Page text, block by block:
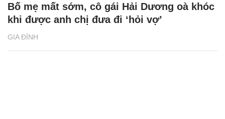
GIA ĐÌNH
Bố mẹ mất sớm, cô gái Hải Dương oà khóc
khi được anh chị đưa đi ‘hỏi vợ’